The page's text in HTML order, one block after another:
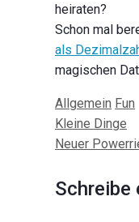
heiraten?
Schon mal
als
magischen
Kategorien
Allgemein Fun
Beitrags-
Navigation
Kleine Dinge
Neuer
Schreibe